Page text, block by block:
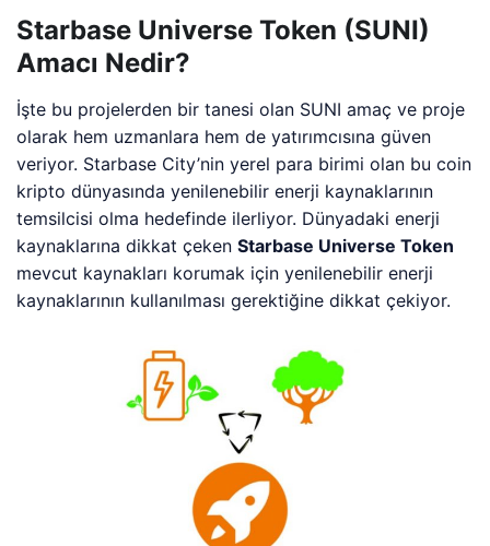
Starbase Universe Token (SUNI)
Amacı Nedir?
İşte bu projelerden bir tanesi olan SUNI amaç ve proje
olarak hem uzmanlara hem de yatırımcısına güven
veriyor. Starbase City’nin yerel para birimi olan bu coin
kripto dünyasında yenilenebilir enerji kaynaklarının
temsilcisi olma hedefinde ilerliyor. Dünyadaki enerji
kaynaklarına dikkat çekenStarbase Universe Token
mevcut kaynakları korumak için yenilenebilir enerji
kaynaklarının kullanılması gerektiğine dikkat çekiyor.